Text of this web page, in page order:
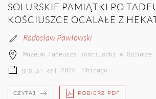
SOLURSKIE PAMIĄTKI PO
KOŚCIUSZCE OCALAŁE Z
Radosław Pawłowski
Muzeum Tadeusza Kościuszki w Solurze
SESJA: 46 | 2024| Chicago
CZYTAJ POBIERZ PDF